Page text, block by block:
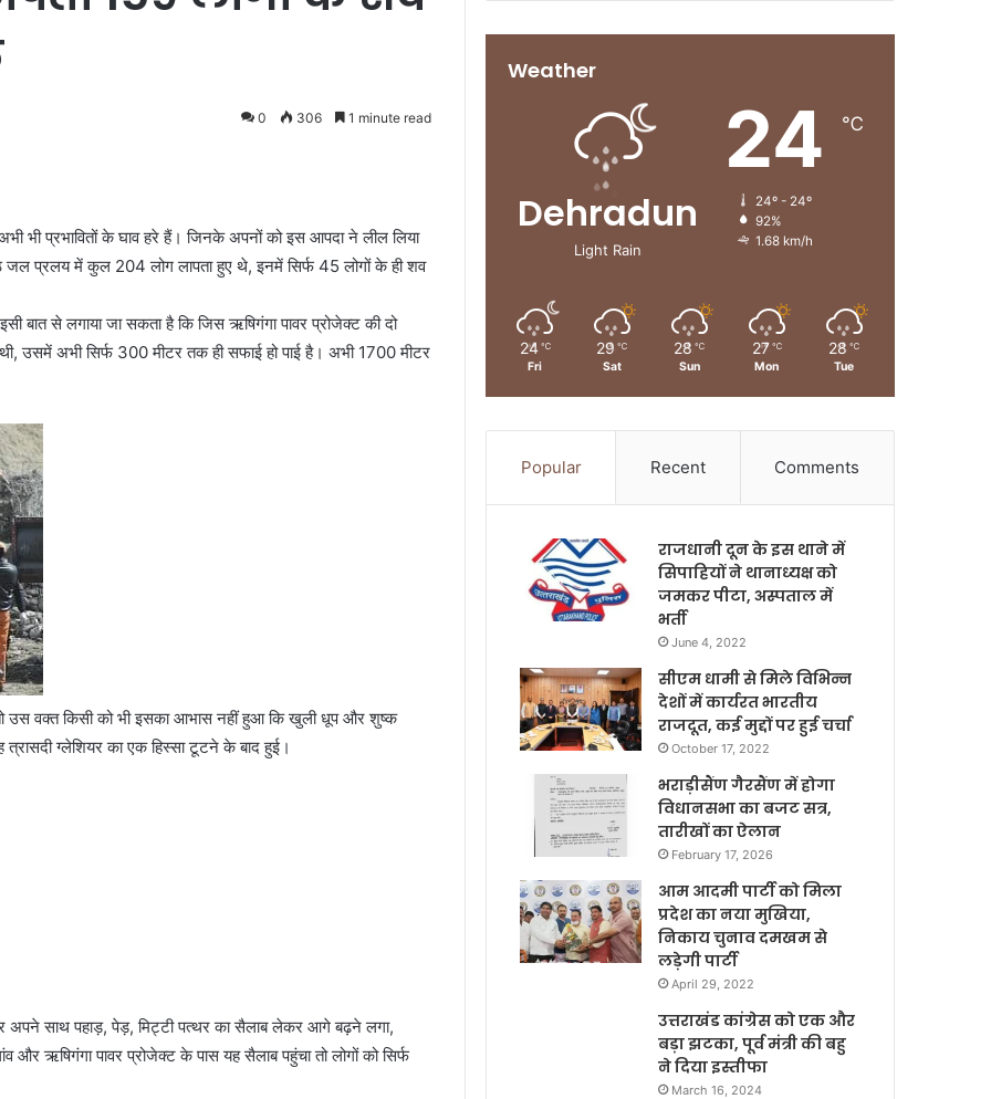
0 306 1 minute read
प्रभावितों के घाव हरे हैं। जिनके अपनों को इस आपदा ने लील लिया
प्रलय में कुल 204 लोग लापता हुए थे, इनमें सिर्फ 45 लोगों के ही शव
बात से लगाया जा सकता है कि जिस ऋषिगंगा पावर प्रोजेक्ट की दो
उसमें अभी सिर्फ 300 मीटर तक ही सफाई हो पाई है। अभी 1700 मीटर
वक्त किसी को भी इसका आभास नहीं हुआ कि खुली धूप और शुष्क
ग्लेशियर का एक हिस्सा टूटने के बाद हुई।
अपने साथ पहाड़, पेड़, मिट्टी पत्थर का सैलाब लेकर आगे बढ़ने लगा,
और ऋषिगंगा पावर प्रोजेक्ट के पास यह सैलाब पहुंचा तो लोगों को सिर्फ
Weather
Dehradun
Light Rain
24 ℃
24º - 24º
92%
1.68 km/h
24 ℃
Fri
29 ℃
Sat
28 ℃
Sun
27 ℃
Mon
28 ℃
Tue
Popular Recent Comments
राजधानी दून के इस थाने में
सिपाहियों ने थानाध्यक्ष को
जमकर पीटा, अस्पताल में
भर्ती
June 4, 2022
सीएम धामी से मिले विभिन्न
देशों में कार्यरत भारतीय
राजदूत, कई मुद्दों पर हुई चर्चा
October 17, 2022
भराड़ीसैंण गैरसैंण में होगा
विधानसभा का बजट सत्र,
तारीखों का ऐलान
February 17, 2026
आम आदमी पार्टी को मिला
प्रदेश का नया मुखिया,
निकाय चुनाव दमखम से
लड़ेगी पार्टी
April 29, 2022
उत्तराखंड कांग्रेस को एक और
बड़ा झटका, पूर्व मंत्री की बहु
ने दिया इस्तीफा
March 16, 2024